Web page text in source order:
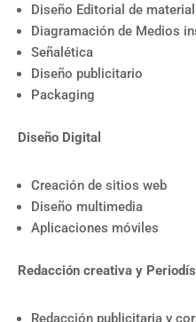
Diseño Editorial de
Diagramación de Medios
Señalética
Diseño publicitario
Packaging
Diseño Digital
Creación de sitios web
Diseño multimedia
Aplicaciones móviles
Redacción creativa y
Redacción publicitaria y